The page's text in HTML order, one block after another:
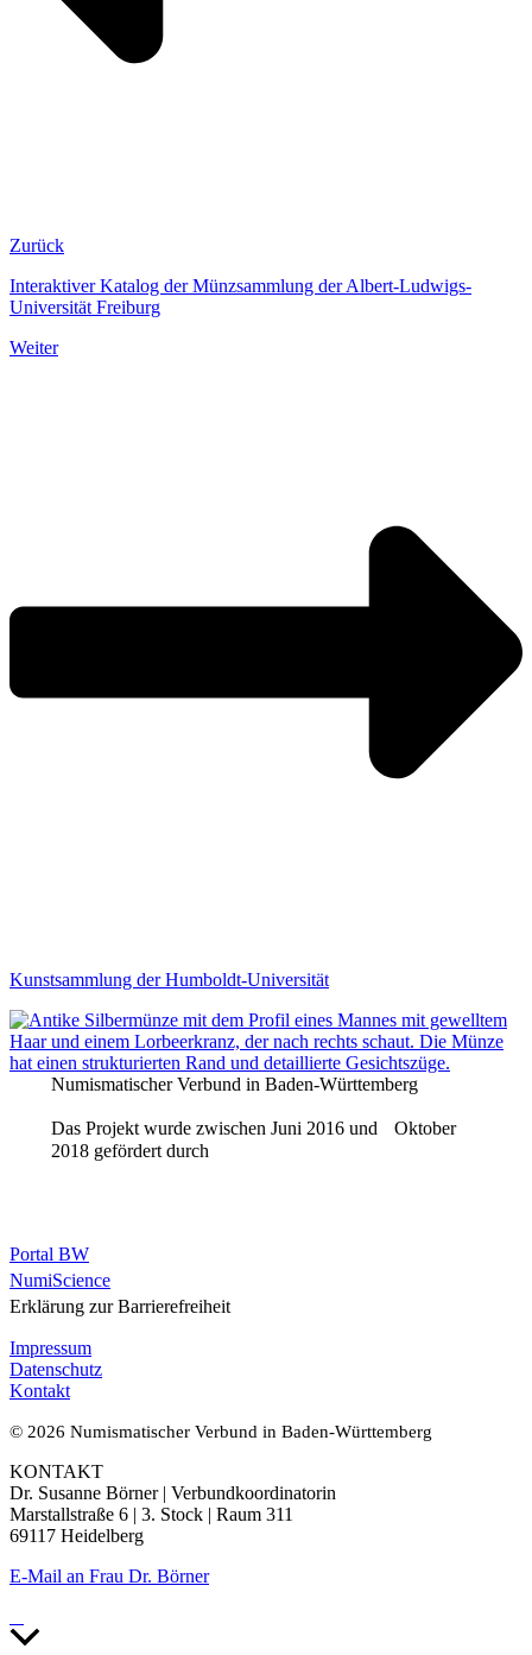
Zurück
Interaktiver Katalog der Münzsammlung der Albert-Ludwigs-
Universität Freiburg
Weiter
Kunstsammlung der Humboldt-Universität
Numismatischer Verbund in Baden-Württemberg
Das Projekt wurde zwischen Juni 2016 und Oktober
2018 gefördert durch
Portal BW
NumiScience
Erklärung zur Barrierefreiheit
Impressum
Datenschutz
Kontakt
© 2026 Numismatischer Verbund in Baden-Württemberg
KONTAKT
Dr. Susanne Börner | Verbundkoordinatorin
Marstallstraße 6 | 3. Stock | Raum 311
69117 Heidelberg
E-Mail an Frau Dr. Börner